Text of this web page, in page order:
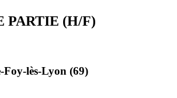
PARTIE (H/F)
Foy-lès-Lyon (69)